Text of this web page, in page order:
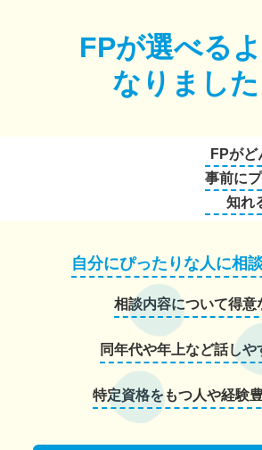
FPが選べる
なりました
FPが
事前に
知れ
自分にぴったりな人に相
相談内容について得意
同年代や年上など話しや
特定資格をもつ人や経験